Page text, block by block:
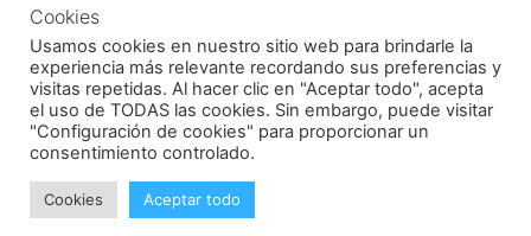
Descargas
Vinilit Todos los derechos reservados © 2024
Designed by
Cookies
Usamos cookies en nuestro sitio web para brindarle la
experiencia más relevante recordando sus preferencias y
visitas repetidas. Al hacer clic en "Aceptar todo", acepta
el uso de TODAS las cookies. Sin embargo, puede visitar
"Configuración de cookies" para proporcionar un
consentimiento controlado.
Cookies Aceptar todo